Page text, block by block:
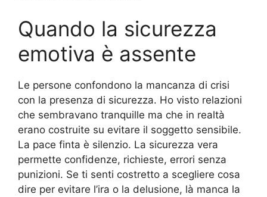
Quando la sicurezza
emotiva è assente
Le persone confondono la mancanza di crisi
con la presenza di sicurezza. Ho visto relazioni
che sembravano tranquille ma che in realtà
erano costruite su evitare il soggetto sensibile.
La pace finta è silenzio. La sicurezza vera
permette confidenze, richieste, errori senza
punizioni. Se ti senti costretto a scegliere cosa
dire per evitare l’ira o la delusione, là manca la